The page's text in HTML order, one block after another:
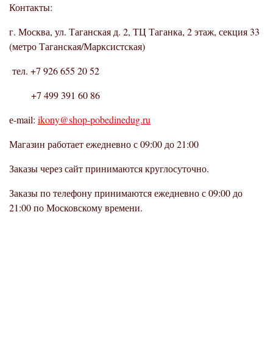
Контакты:
г. Москва, ул. Таганская д. 2, ТЦ Таганка, 2 этаж, секция 33
(метро Таганская/Марксистская)
тел. +7 926 655 20 52
+7 499 391 60 86
е-mail: ikony@shop-pobedinedug.ru
Магазин работает ежедневно с 09:00 до 21:00
Заказы через сайт принимаются круглосуточно.
Заказы по телефону принимаются ежедневно с 09:00 до
21:00 по Московскому времени.